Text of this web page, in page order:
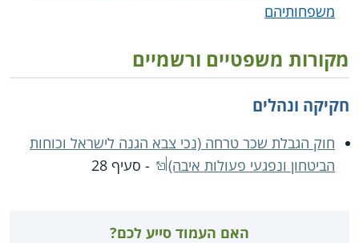
משפחותיהם
מקורות משפטיים ורשמיים
חקיקה ונהלים
חוק הגבלת שכר טרחה (נכי צבא הגנה לישראל וכוחות
הביטחון ונפגעי פעולות איבה)
- סעיף 28
האם העמוד סייע לכם?